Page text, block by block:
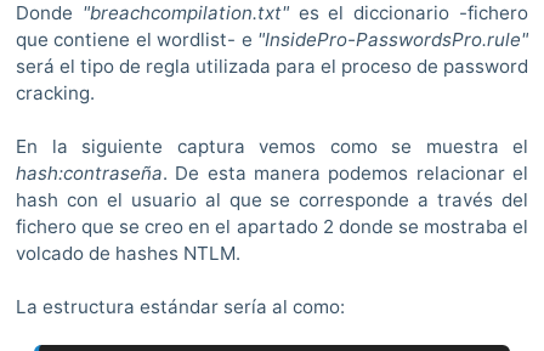
Donde "breachcompilation.txt"es el diccionario -fichero
que contiene el wordlist- e "InsidePro-PasswordsPro.rule"
será el tipo de regla utilizada para el proceso de password
cracking.
En la siguiente captura vemos como se muestra el
hash:contraseña. De esta manera podemos relacionar el
hash con el usuario al que se corresponde a través del
fichero que se creo en el apartado 2 donde se mostraba el
volcado de hashes NTLM.
La estructura estándar sería al como: